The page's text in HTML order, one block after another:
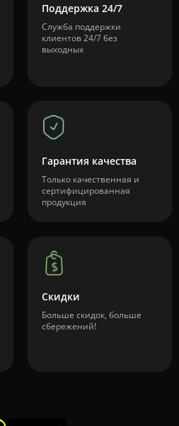
Поддержка 24/7
Служба поддержки
клиентов 24/7 без
выходных
Гарантия качества
Только качественная и
сертифицированная
продукция
Скидки
Больше скидок, больше
сбережений!